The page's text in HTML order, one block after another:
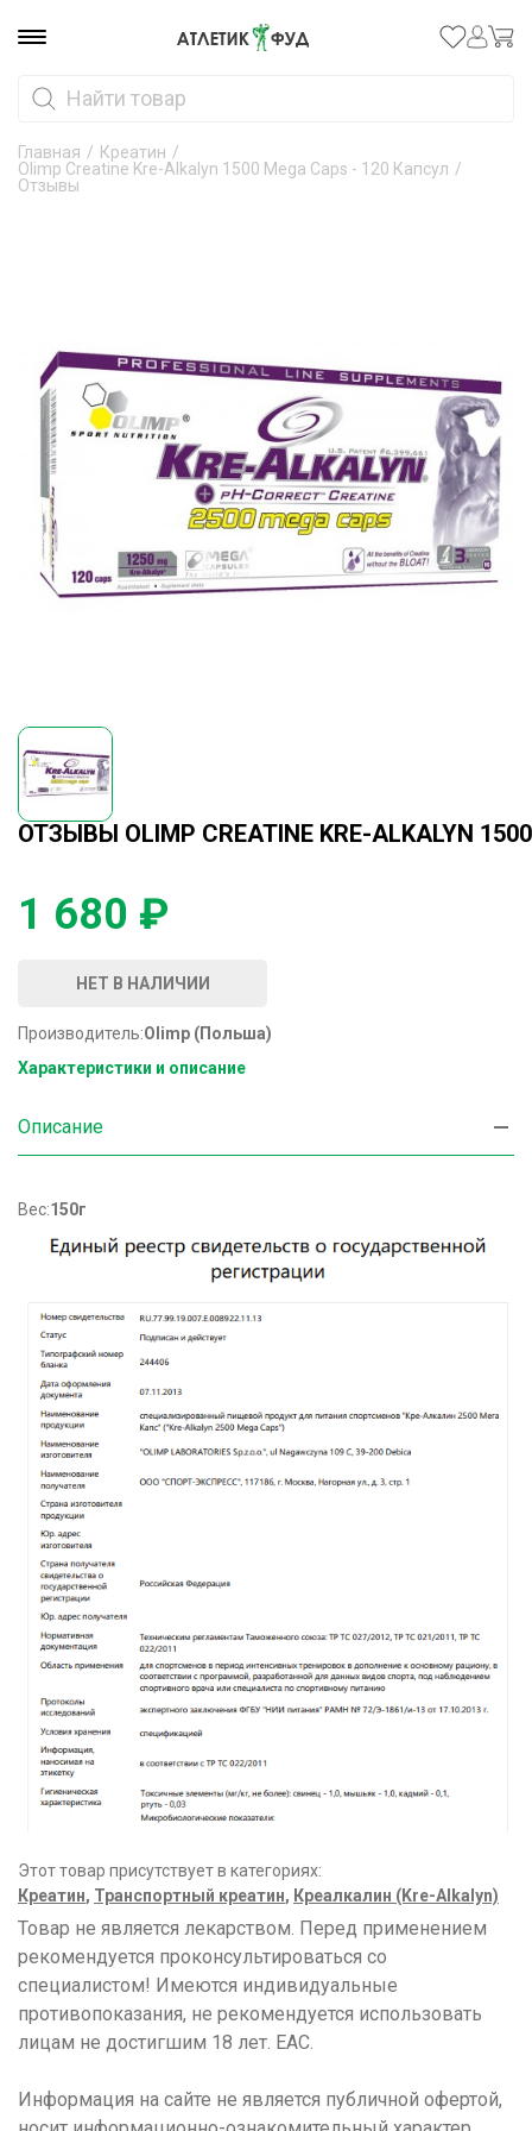
Главная / Креатин /
Olimp Creatine Kre-Alkalyn 1500 Mega Caps - 120 Капсул /
Отзывы
ОТЗЫВЫ OLIMP CREATINE KRE-ALKALYN
1 680 ₽
НЕТ В НАЛИЧИИ
Производитель:Olimp (Польша)
Характеристики и описание
Описание
Вес:150г
Этот товар присутствует в категориях:
Креатин, Транспортный креатин, Креалкалин (Kre-Alkalyn)
Товар не является лекарством. Перед применением
рекомендуется проконсультироваться со
специалистом! Имеются индивидуальные
противопоказания, не рекомендуется использовать
лицам не достигшим 18 лет. ЕАС.
Информация на сайте не является публичной офертой,